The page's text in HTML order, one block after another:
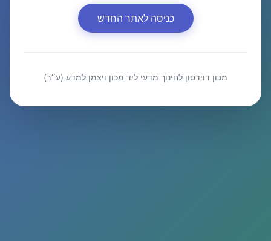
כניסה לאתר החדש
מכון דוידסון לחינוך מדעי ליד מכון ויצמן למדע (ע״ר)